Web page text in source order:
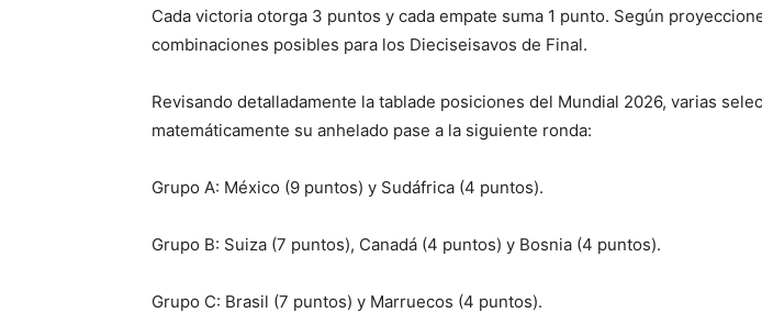
Cada victoria otorga 3 puntos y cada empate suma 1 punto. Según
combinaciones posibles para los Dieciseisavos de Final.
Revisando detalladamente la tablade posiciones del Mundial 2026, varias
matemáticamente su anhelado pase a la siguiente ronda:
Grupo A: México (9 puntos) y Sudáfrica (4 puntos).
Grupo B: Suiza (7 puntos), Canadá (4 puntos) y Bosnia (4 puntos).
Grupo C: Brasil (7 puntos) y Marruecos (4 puntos).